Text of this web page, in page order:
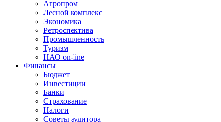
Агропром
Лесной комплекс
Экономика
Ретроспектива
Промышленность
Туризм
НАО on-line
Финансы
Бюджет
Инвестиции
Банки
Страхование
Налоги
Советы аудитора